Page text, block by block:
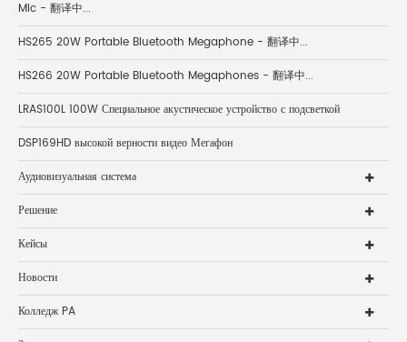
Mic - 翻译中...
HS265 20W Portable Bluetooth Megaphone - 翻译中...
HS266 20W Portable Bluetooth Megaphones - 翻译中...
LRAS100L 100W Специальное акустическое устройство с подсветкой
DSP169HD высокой верности видео Мегафон
Аудиовизуальная система
Решение
Кейсы
Новости
Колледж PA